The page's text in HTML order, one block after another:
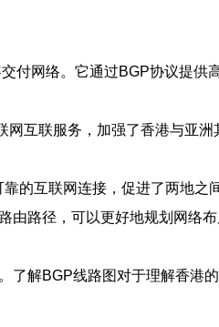
网络。它通过BGP协议提供
互联服务，加强了香港与亚洲
的互联网连接，促进了两地之
路径，可以更好地规划网络
解BGP线路图对于理解香港